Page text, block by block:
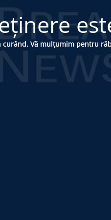
Vă mulțumim pentru